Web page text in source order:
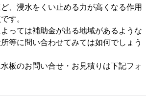
、浸水をくい止める力が高くなる作用
す。
っては補助金が出る地域があるような
等に問い合わせてみては如何でしょう
板のお問い合せ・お見積りは下記フォ